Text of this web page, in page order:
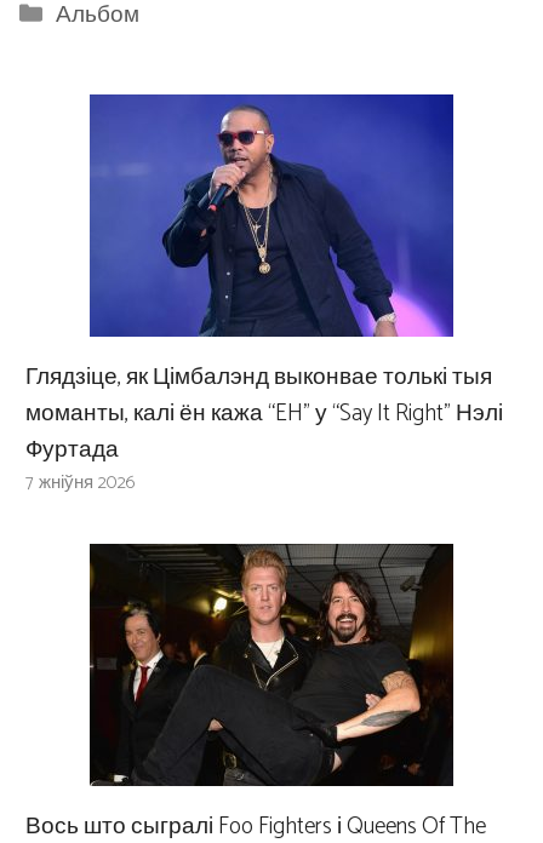
Categories
Альбом
Глядзіце, як Цімбалэнд выконвае толькі тыя
моманты, калі ён кажа “EH” у “Say It Right” Нэлі
Фуртада
7 жніўня 2026
Вось што сыгралі Foo Fighters і Queens Of The